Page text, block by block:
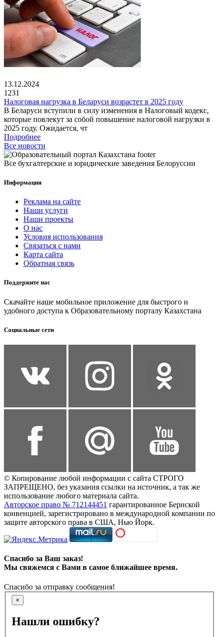
13.12.2024
1231
Налоговая нагрузка в Беларуси возрастет в 2025 году
В Беларуси вступили в силу изменения в Налоговый кодекс,
которые повлекут за собой повышение налоговой нагрузки в
2025 году. Ожидается, чт
Подробнее
Все новости
Все бухгалтерские и юридические заведения Белоруссии
Информация
Реклама на сайте
Наши услуги
Наши проекты
О нас
Условия использования
Связаться с нами
Карта сайта
Обратная связь
Поддержите нас
Скачайте наше мобильное приложение для быстрого и
удобного доступа к Образовательному порталу Казахстана
Социальные сети
© Копирование любой информации с сайта СТРОГО
ЗАПРЕЩЕНО, без указания ссылки на источник, а так же
использование любого материала сайта.
Авторское право № 712144451 гарантированное Бернской
конвенцией, зарегистрировано в международной компании по
защите авторского права в США, Нью Йорк.
Спасибо за Ваш заказ!
Мы свяжемся с Вами в самое ближайшее время.
Спасибо за отправку сообщения!
×
Нашли ошибку?